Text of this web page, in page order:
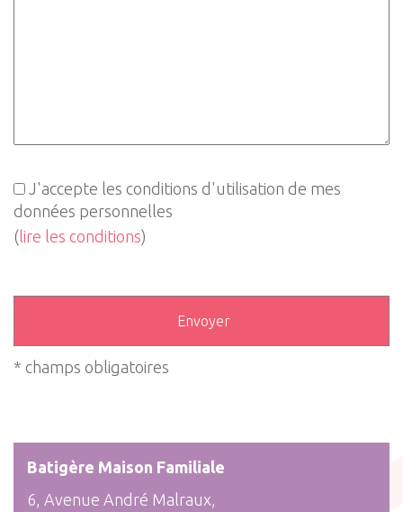
J'accepte les conditions d'utilisation de mes
données personnelles
(lire les conditions)
* champs obligatoires
Batigère Maison Familiale
6, Avenue André Malraux,